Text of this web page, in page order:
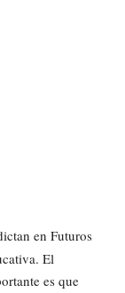
en Futuros
El
es que